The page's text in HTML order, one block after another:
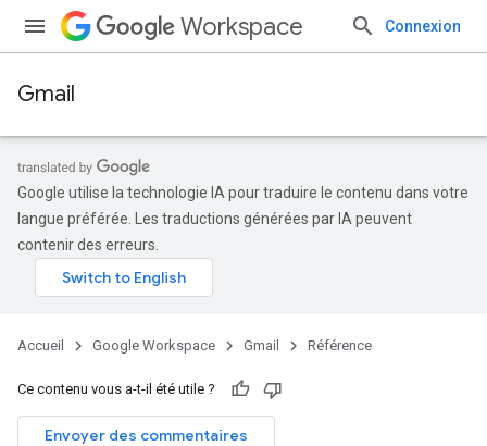
Workspace Connexion
Gmail
Google utilise la technologie IA pour traduire le contenu dans votre
langue préférée. Les traductions générées par IA peuvent
contenir des erreurs.
Accueil Google Workspace Gmail Référence
Ce contenu vous a-t-il été utile ?
Envoyer des commentaires